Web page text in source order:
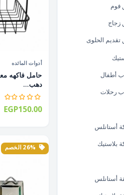
أدوات المائده
دهب...
EGP150.00
فوم
زجاج
الحلوى
أطفال
رحلات
أستانلس
بلاستيك
أستانلس